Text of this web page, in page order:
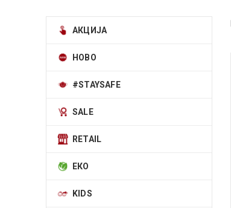
АКЦИЈА
НОВО
#STAYSAFE
SALE
RETAIL
ЕКО
KIDS